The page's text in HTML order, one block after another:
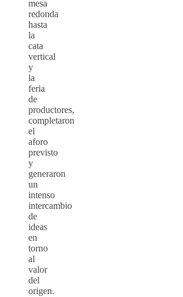
mesa
redonda
hasta
la
cata
vertical
y
la
feria
de
productores,
completaron
el
aforo
previsto
y
generaron
un
intenso
intercambio
de
ideas
en
torno
al
valor
del
origen.